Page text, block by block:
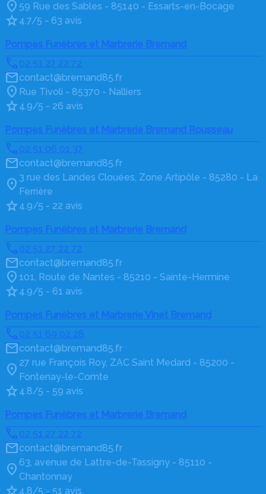
59 Rue des Sables - 85140 - Essarts-en-Bocage
4.7/5 - 63 avis
Pompes Funèbres et Marbrerie Bremand
02 51 27 22 72
contact@bremand85.fr
Rue Tivoli - 85370 - Nalliers
4.9/5 - 26 avis
Pompes Funèbres et Marbrerie Bremand Rousseau
02 51 06 01 37
contact@bremand85.fr
3 rue des Landes Clouées, Zone Artipôle - 85280 - La
Ferrière
4.9/5 - 22 avis
Pompes Funèbres et Marbrerie Bremand
02 51 27 22 72
contact@bremand85.fr
101, Route de Nantes - 85210 - Sainte-Hermine
4.9/5 - 61 avis
Pompes Funèbres et Marbrerie Vinet Bremand
02 51 69 02 28
contact@bremand85.fr
27 rue François Roy, ZAC Saint Medard - 85200 -
Fontenay-le-Comte
4.8/5 - 59 avis
Pompes Funèbres et Marbrerie Bremand
02 51 27 22 72
contact@bremand85.fr
63, avenue de Lattre-de-Tassigny - 85110 -
Chantonnay
4.8/5 - 51 avis